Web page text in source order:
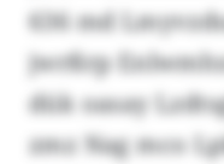
636 md
jwrßrp
dük oasay
zmz Nag mco